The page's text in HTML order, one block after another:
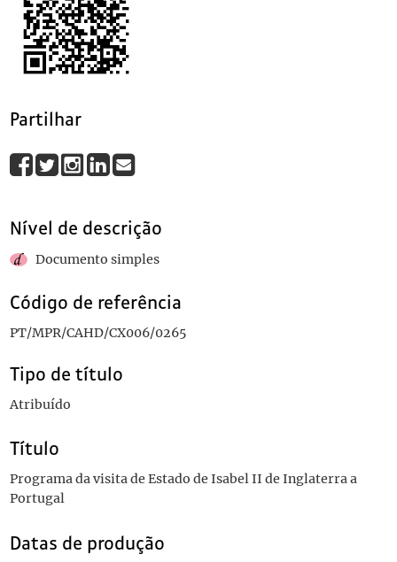
0267 Ofício do Consulado de Portugal em São Paulo (Brasil) para o
0268 Ofício da Legação de Portugal em Lima (Peru) para o
0269 Ofício da Embaixada de Portugal na Cidade do Cabo (União
0270 Ofício da Embaixada de Portugal na Cidade do Cabo (União
0300
Partilhar
Nível de descrição
Documento simples
Código de referência
PT/MPR/CAHD/CX006/0265
Tipo de título
Atribuído
Título
Programa da visita de Estado de Isabel II de Inglaterra a
Portugal
Datas de produção